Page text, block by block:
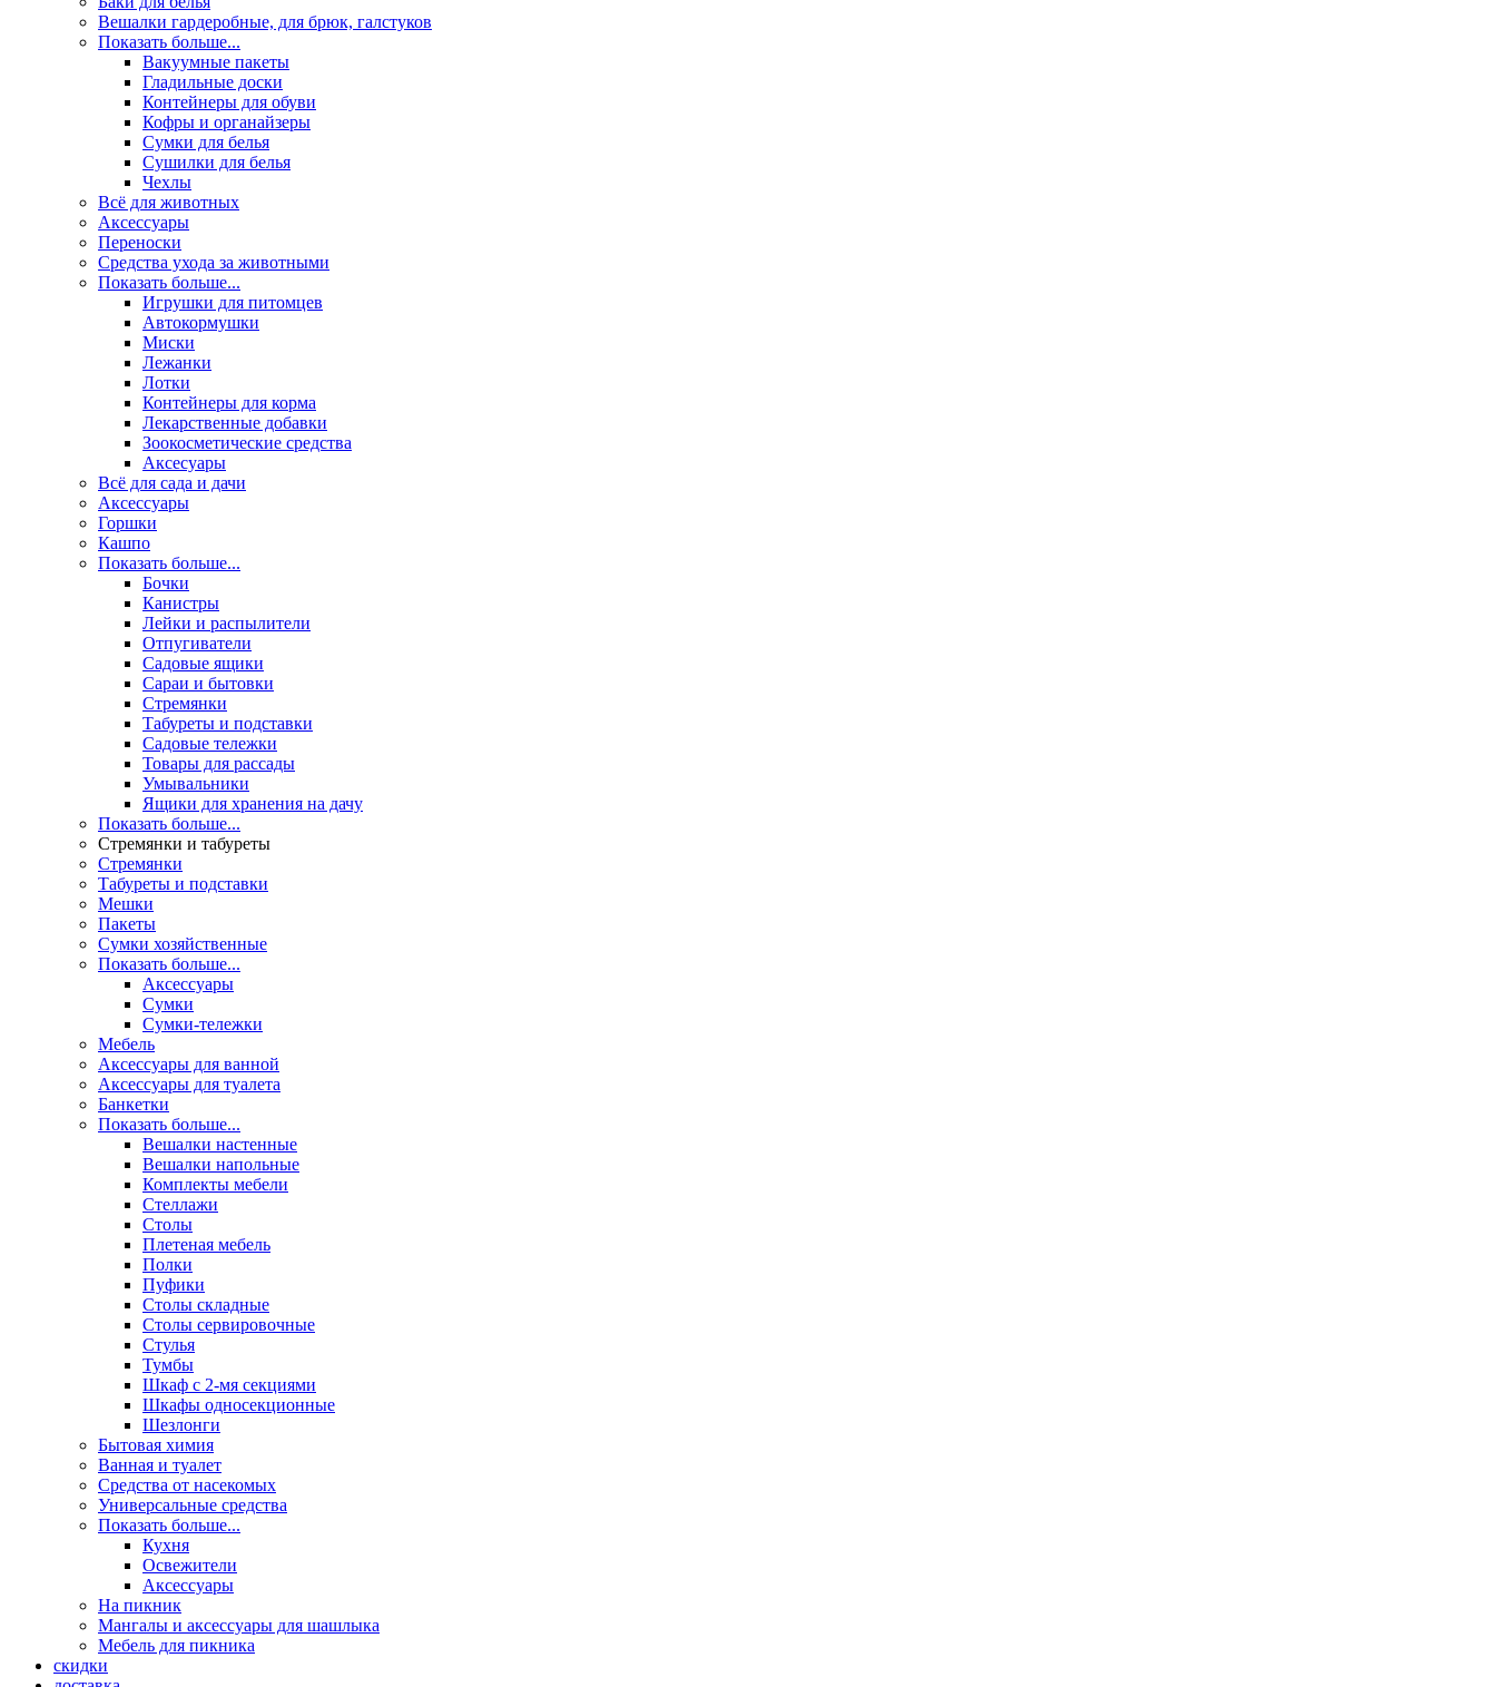
Вешалки гардеробные, для брюк, галстуков
Показать больше...
Вакуумные пакеты
Гладильные доски
Контейнеры для обуви
Кофры и органайзеры
Сумки для белья
Сушилки для белья
Чехлы
Всё для животных
Аксесcуары
Переноски
Средства ухода за животными
Показать больше...
Игрушки для питомцев
Автокормушки
Миски
Лежанки
Лотки
Контейнеры для корма
Лекарственные добавки
Зоокосметические средства
Аксесуары
Всё для сада и дачи
Аксессуары
Горшки
Кашпо
Показать больше...
Бочки
Канистры
Лейки и распылители
Отпугиватели
Садовые ящики
Сараи и бытовки
Стремянки
Табуреты и подставки
Садовые тележки
Товары для рассады
Умывальники
Ящики для хранения на дачу
Показать больше...
Стремянки и табуреты
Стремянки
Табуреты и подставки
Мешки
Пакеты
Сумки хозяйственные
Показать больше...
Аксессуары
Сумки
Сумки-тележки
Мебель
Аксессуары для ванной
Аксессуары для туалета
Банкетки
Показать больше...
Вешалки настенные
Вешалки напольные
Комплекты мебели
Стеллажи
Столы
Плетеная мебель
Полки
Пуфики
Столы складные
Столы сервировочные
Стулья
Тумбы
Шкаф с 2-мя секциями
Шкафы односекционные
Шезлонги
Бытовая химия
Ванная и туалет
Средства от насекомых
Универсальные средства
Показать больше...
Кухня
Освежители
Аксессуары
На пикник
Мангалы и аксессуары для шашлыка
Мебель для пикника
скидки